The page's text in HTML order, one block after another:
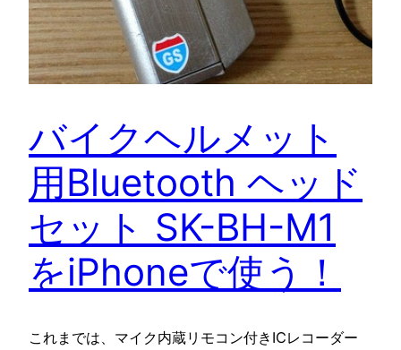
バイクヘルメット
用Bluetooth ヘッド
セット SK-BH-M1
をiPhoneで使う！
これまでは、マイク内蔵リモコン付きICレコーダー